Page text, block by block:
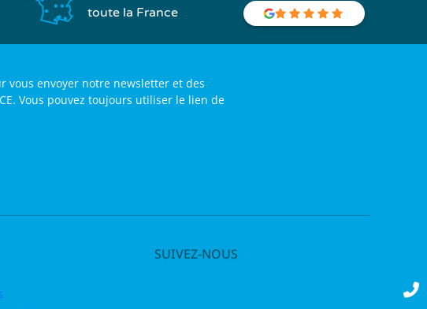
toute la France
vous envoyer notre newsletter et des
Vous pouvez toujours utiliser le lien de
SUIVEZ-NOUS